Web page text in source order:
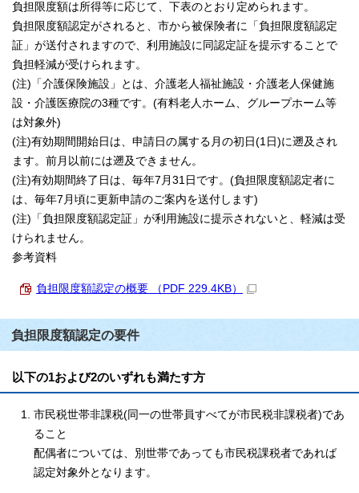
負担限度額は所得等に応じて、下表のとおり定められます。
負担限度額認定がされると、市から被保険者に「負担限度額認定
証」が送付されますので、利用施設に同認定証を提示することで
負担軽減が受けられます。
(注)「介護保険施設」とは、介護老人福祉施設・介護老人保健施
設・介護医療院の3種です。(有料老人ホーム、グループホーム等
は対象外)
(注)有効期間開始日は、申請日の属する月の初日(1日)に遡及され
ます。前月以前には遡及できません。
(注)有効期間終了日は、毎年7月31日です。(負担限度額認定者に
は、毎年7月頃に更新申請のご案内を送付します)
(注)「負担限度額認定証」が利用施設に提示されないと、軽減は受
けられません。
参考資料
負担限度額認定の概要 （PDF 229.4KB）
負担限度額認定の要件
以下の1および2のいずれも満たす方
市民税世帯非課税(同一の世帯員すべてが市民税非課税者)であ
ること
配偶者については、別世帯であっても市民税課税者であれば
認定対象外となります。